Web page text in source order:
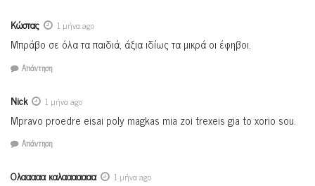
Κώστας 1 μήνα ago
Μπράβο σε όλα τα παιδιά, άξια ιδίως τα μικρά οι έφηβοι.
Απάντηση
Nick 1 μήνα ago
Mpravo proedre eisai poly magkas mia zoi trexeis gia to xorio sou.
Απάντηση
Ολααααα καλααααααα 1 μήνα ago